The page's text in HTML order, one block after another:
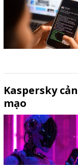
Kaspersky
mạo